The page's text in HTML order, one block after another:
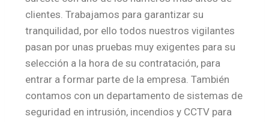
clientes. Trabajamos para garantizar su
tranquilidad, por ello todos nuestros vigilantes
pasan por unas pruebas muy exigentes para su
selección a la hora de su contratación, para
entrar a formar parte de la empresa. También
contamos con un departamento de sistemas de
seguridad en intrusión, incendios y CCTV para